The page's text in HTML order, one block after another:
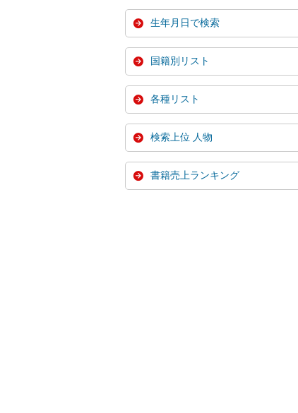
生年月日で検索
国籍別リスト
各種リスト
検索上位 人物
書籍売上ランキング